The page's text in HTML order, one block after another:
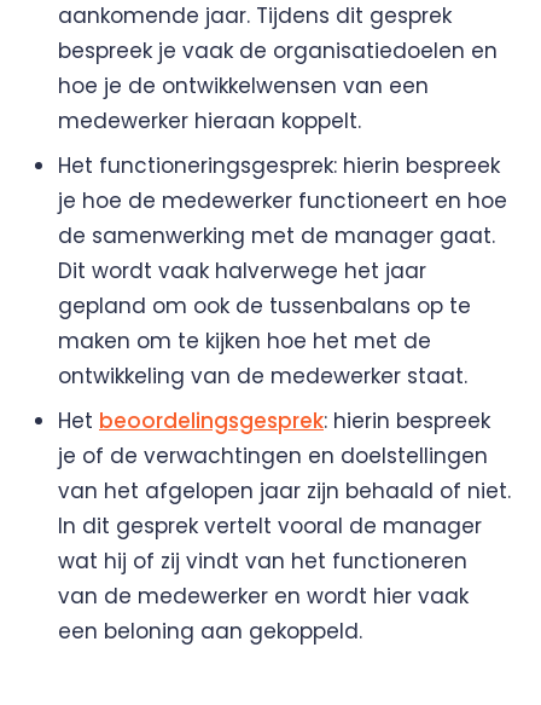
aankomende jaar. Tijdens dit gesprek
bespreek je vaak de organisatiedoelen en
hoe je de ontwikkelwensen van een
medewerker hieraan koppelt.
Het functioneringsgesprek: hierin bespreek
je hoe de medewerker functioneert en hoe
de samenwerking met de manager gaat.
Dit wordt vaak halverwege het jaar
gepland om ook de tussenbalans op te
maken om te kijken hoe het met de
ontwikkeling van de medewerker staat.
Het beoordelingsgesprek: hierin bespreek
je of de verwachtingen en doelstellingen
van het afgelopen jaar zijn behaald of niet.
In dit gesprek vertelt vooral de manager
wat hij of zij vindt van het functioneren
van de medewerker en wordt hier vaak
een beloning aan gekoppeld.